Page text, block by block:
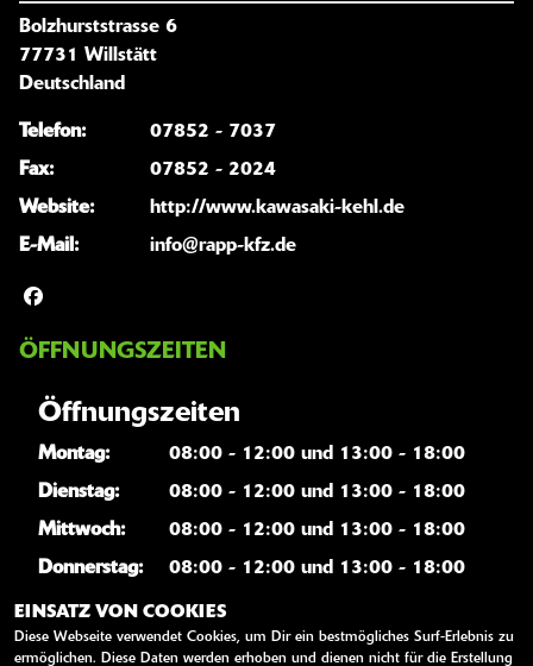
Bolzhurststrasse 6
77731 Willstätt
Deutschland
Telefon:
07852 - 7037
Fax:
07852 - 2024
Website:
http://www.kawasaki-kehl.de
E-Mail:
info@rapp-kfz.de
ÖFFNUNGSZEITEN
Öffnungszeiten
Montag:
08:00 - 12:00 und 13:00 - 18:00
Dienstag:
08:00 - 12:00 und 13:00 - 18:00
Mittwoch:
08:00 - 12:00 und 13:00 - 18:00
Donnerstag:
08:00 - 12:00 und 13:00 - 18:00
Freitag:
08:00 - 12:00 und 13:00 - 18:00
Samstag:
09:00 - 12:00
EINSATZ VON COOKIES
Diese Webseite verwendet Cookies, um Dir ein bestmögliches Surf-Erlebnis zu
ermöglichen. Diese Daten werden erhoben und dienen nicht für die Erstellung